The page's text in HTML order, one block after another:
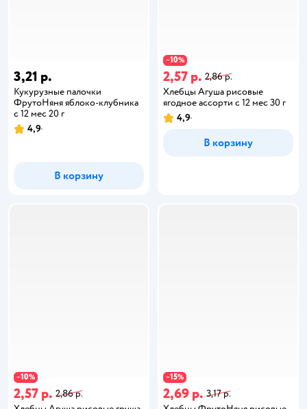
3,21 р.
Кукурузные палочки
ФрутоНяня яблоко-клубника
с 12 мес 20 г
4,9
В корзину
−10%
2,57 р. 2,86 р.
Хлебцы Агуша рисовые
ягодное ассорти с 12 мес 30 г
4,9
В корзину
−10%
2,57 р. 2,86 р.
−15%
2,69 р. 3,17 р.